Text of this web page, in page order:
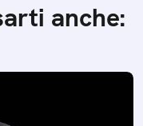
anche: